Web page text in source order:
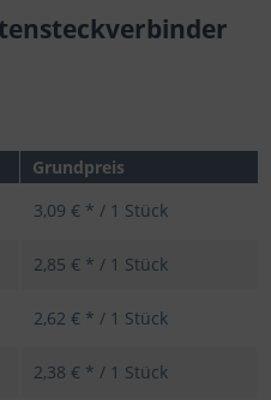
Grundpreis
3,09 € * / 1 Stück
2,85 € * / 1 Stück
2,62 € * / 1 Stück
2,38 € * / 1 Stück